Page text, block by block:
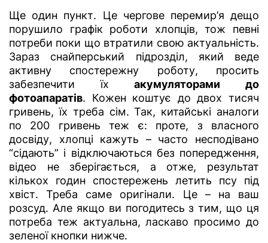
Ще один пункт. Це чергове перемир’я дещо
порушило графік роботи хлопців, тож певні
потреби поки що втратили свою актуальність.
Зараз снайперський підрозділ, який веде
активну спостережну роботу, просить
забезпечити їхакумуляторами до
фотоапаратів. Кожен коштує до двох тисяч
гривень, їх треба сім. Так, китайські аналоги
по 200 гривень теж є: проте, з власного
досвіду, хлопці кажуть – часто несподівано
“сідають” і відключаються без попередження,
відео не зберігається, а отже, результат
кількох годин спостережень летить псу під
хвіст. Треба саме оригінали. Це – на ваш
розсуд. Але якщо ви погодитесь з тим, що ця
потреба теж актуальна, ласкаво просимо до
зеленої кнопки нижче.